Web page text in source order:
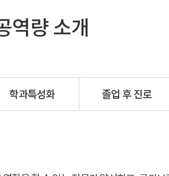
역량 소개
학과특성화 졸업 후 진로